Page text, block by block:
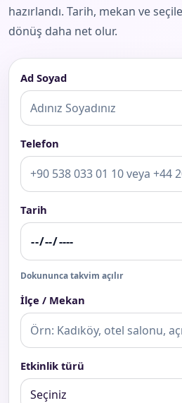
hazırlandı. Tarih, mekan ve
dönüş daha net olur.
Ad Soyad
Telefon
Tarih
Dokununca takvim açılır
İlçe / Mekan
Etkinlik türü